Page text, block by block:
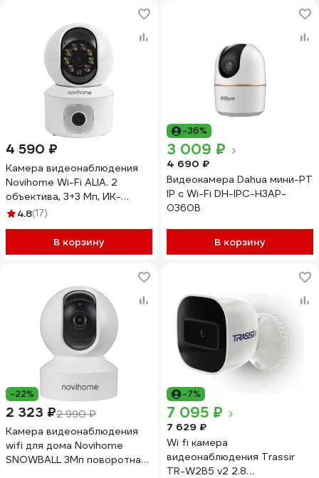
4 590 ₽
Камера видеонаблюдения
Novihome Wi-Fi ALIA. 2
объектива, 3+3 Мп, ИК-
подсветка, MicroSD,
4.8(17)
В корзину
-36%
3 009 ₽
4 690 ₽
Видеокамера Dahua мини-PT
IP с Wi-Fi DH-IPC-H3AP-
0360B
В корзину
-22%
2 323 ₽2 990 ₽
Камера видеонаблюдения
wifi для дома Novihome
SNOWBALL 3Мп поворотная,
-7%
7 095 ₽
7 629 ₽
Wi fi камера
видеонаблюдения Trassir
TR-W2B5 v2 2.8